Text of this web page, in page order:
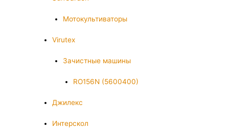
Мотокультиваторы
Virutex
Зачистные машины
RO156N (5600400)
Джилекс
Интерскол